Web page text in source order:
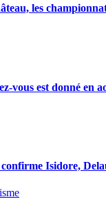
les
vous est donné en
Isidore,